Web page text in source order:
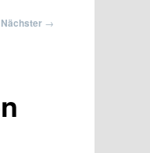
Nächster →